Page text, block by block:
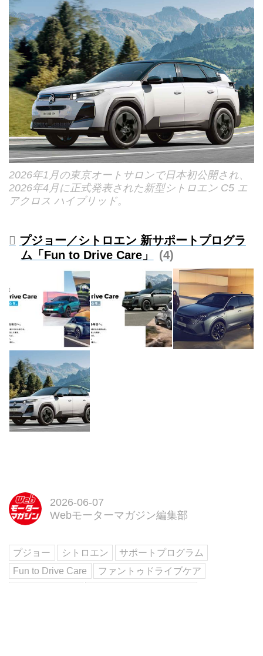
2026年1月の東京オートサロンで日本初公開され、
2026年4月に正式発表された新型シトロエン C5 エ
アクロス ハイブリッド。
プジョー／シトロエン 新サポートプログラ
ム「Fun to Drive Care」
4
2026-06-07
Webモーターマガジン編集部
プジョー シトロエン
サポートプログラム
Fun to Drive Care
ファントゥドライブケア